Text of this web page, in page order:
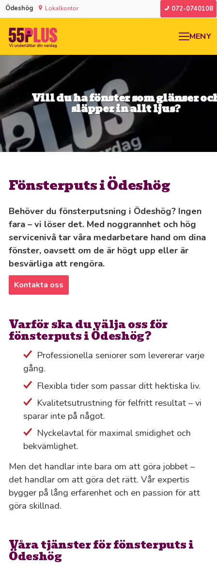
Ödeshög Lokalkontor 072-0740108
MENY
Vill du ha fönster som glänser
släpper in allt ljus?
Fönsterputs i Ödeshög
Behöver du fönsterputsning i Ödeshög? Ingen
fara – vi löser det. Med noggrannhet och hög
servicenivå tar våra medarbetare hand om dina
fönster, oavsett om de är högt upp eller är
besvärliga att rengöra.
Kontakta oss
Varför ska du välja oss för
fönsterputs i Ödeshög?
Professionella seniorer som levererar varje
gång.
Flexibla tider som passar ditt hektiska liv.
Kvalitetsutrustning för felfritt resultat – vi
sparar inte på något.
Nyckelavtal för maximal smidighet och
bekvämlighet.
Men det handlar inte bara om att göra jobbet –
det handlar om att göra det rätt. Vår expertis
bygger på lång erfarenhet och en passion för att
göra skillnad.
Våra tjänster för fönsterputs i
Ödeshög